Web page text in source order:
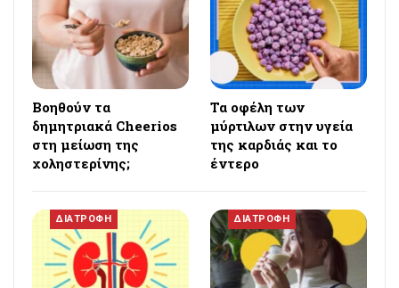
Βοηθούν τα
δημητριακά Cheerios
στη μείωση της
χοληστερίνης;
Τα οφέλη των
μύρτιλων στην υγεία
της καρδιάς και το
έντερο
ΔΙΑΤΡΟΦΗ ΔΙΑΤΡΟΦΗ